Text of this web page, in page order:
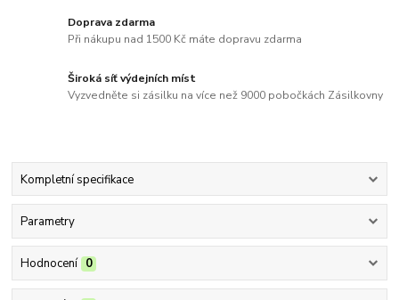
Doprava zdarma
Při nákupu nad 1500 Kč máte dopravu zdarma
Široká síť výdejních míst
Vyzvedněte si zásilku na více než 9000 pobočkách Zásilkovny
Kompletní specifikace
Parametry
Hodnocení 0